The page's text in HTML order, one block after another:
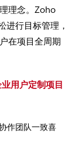
理念。Zoho
进行目标管理，
在项目全周期
用户定制项目
作团队一致喜